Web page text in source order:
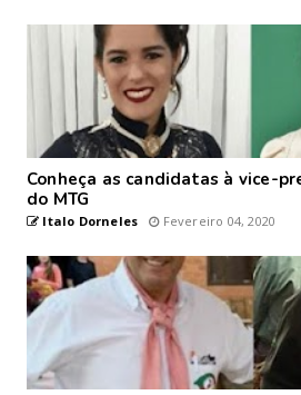
Conheça as candidatas à vice-
do MTG
Italo Dorneles Fevereiro 04, 2020